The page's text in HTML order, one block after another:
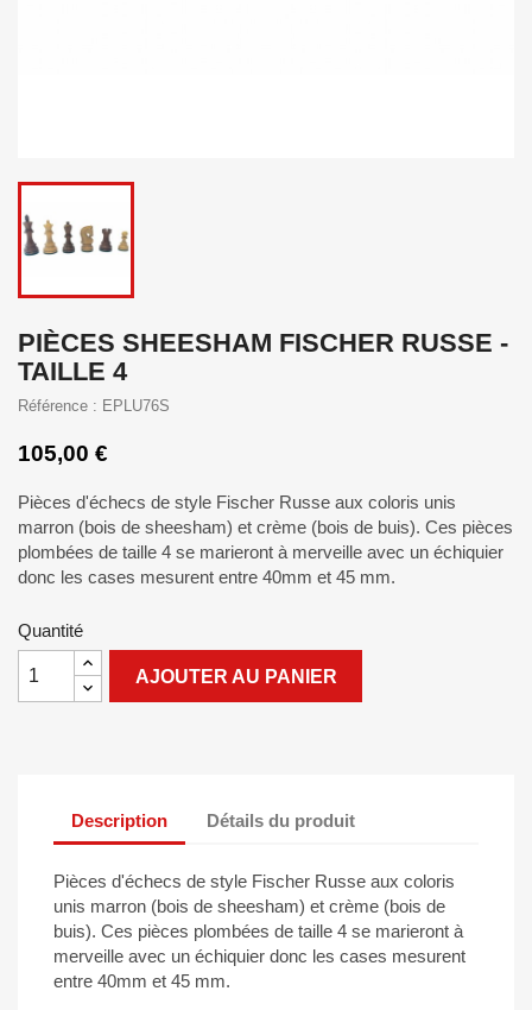
PIÈCES SHEESHAM FISCHER RUSSE -
TAILLE 4
Référence : EPLU76S
105,00 €
Pièces d'échecs de style Fischer Russe aux coloris unis
marron (bois de sheesham) et crème (bois de buis). Ces pièces
plombées de taille 4 se marieront à merveille avec un échiquier
donc les cases mesurent entre 40mm et 45 mm.
Quantité
AJOUTER AU PANIER
Description Détails du produit
Pièces d'échecs de style Fischer Russe aux coloris
unis marron (bois de sheesham) et crème (bois de
buis). Ces pièces plombées de taille 4 se marieront à
merveille avec un échiquier donc les cases mesurent
entre 40mm et 45 mm.